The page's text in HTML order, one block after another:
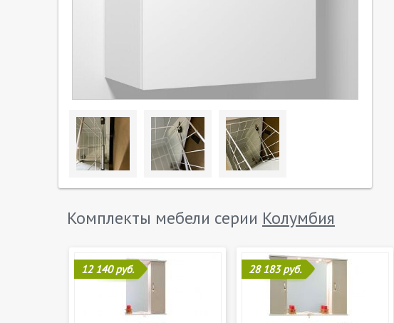
Комплекты мебели серии Колумбия
12 140 руб. 28 183 руб.